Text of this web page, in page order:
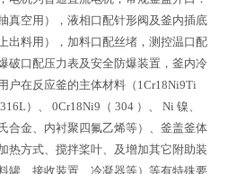
真空用），液相口配针形阀及釜内插底
出料用），加料口配丝堵，测控温口配
破口配压力表及安全防爆装置，釜内冷
户在反应釜的主体材料（ 1Cr18Ni9Ti
316L ）、 0Cr18Ni9 （ 304 ）、 Ni镍、
合金、内衬聚四氟乙烯等）、釜盖釜体
热方式、搅拌桨叶、及增加其它附助装
罐、接收装置、冷凝器等）等有特殊要